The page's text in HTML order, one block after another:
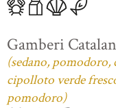
Gamberi
(sedano,
cipolloto verde
pomodoro)